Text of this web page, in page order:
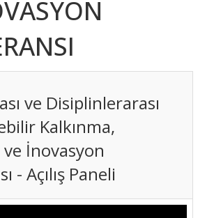
ve Disiplinlerarası
Kalkınma,
İnovasyon
- Açılış Paneli